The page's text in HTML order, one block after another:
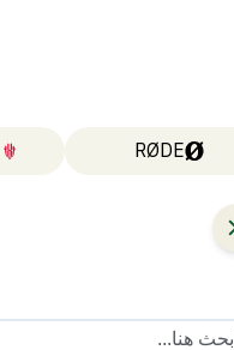
RØDE
ابحث هنا...